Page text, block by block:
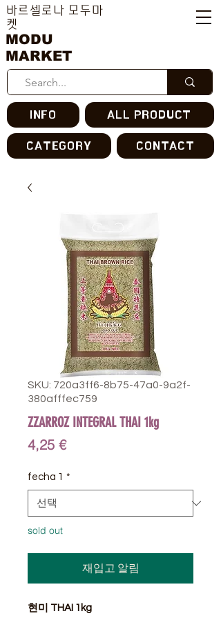
MODU
MARKET
바르셀로나 모두마
켓
INFO ALL PRODUCT
CATEGORY CONTACT
SKU: 720a3ff6-8b75-47a0-9a2f-
380afffec759
ZZARROZ INTEGRAL THAI 1kg
4,25 €가
fecha 1 *
sold out
재입고 알림
현미 THAI 1kg